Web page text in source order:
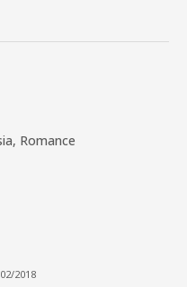
Romance
2018